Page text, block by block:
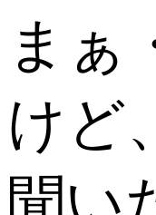
ま
けど